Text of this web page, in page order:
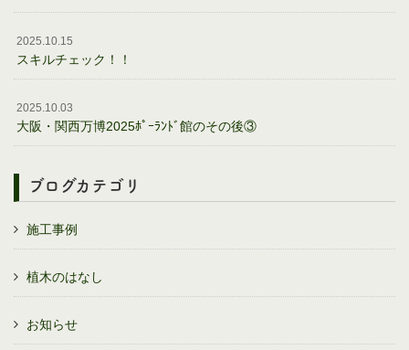
2025.10.15
スキルチェック！！
2025.10.03
大阪・関西万博2025ﾎﾟｰﾗﾝﾄﾞ館のその後③
ブログカテゴリ
施工事例
植木のはなし
お知らせ